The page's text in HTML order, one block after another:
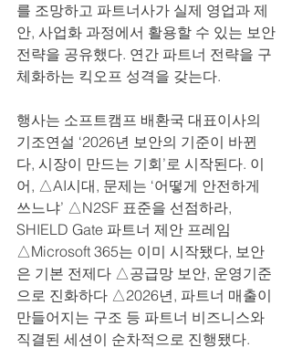
를 조망하고 파트너사가 실제 영업과 제
안, 사업화 과정에서 활용할 수 있는 보안
전략을 공유했다. 연간 파트너 전략을 구
체화하는 킥오프 성격을 갖는다.
행사는 소프트캠프 배환국 대표이사의
기조연설 ‘2026년 보안의 기준이 바뀐
다, 시장이 만드는 기회’로 시작된다. 이
어, △AI시대, 문제는 ‘어떻게 안전하게
쓰느냐’ △N2SF 표준을 선점하라,
SHIELD Gate 파트너 제안 프레임
△Microsoft 365는 이미 시작됐다, 보안
은 기본 전제다 △공급망 보안, 운영기준
으로 진화하다 △2026년, 파트너 매출이
만들어지는 구조 등 파트너 비즈니스와
직결된 세션이 순차적으로 진행됐다.